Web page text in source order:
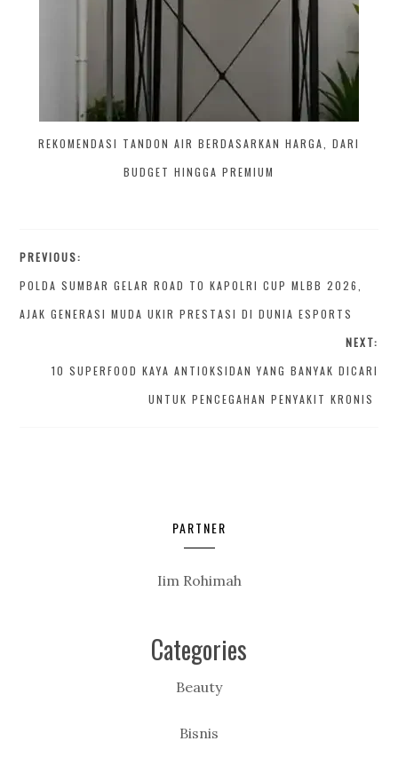
REKOMENDASI TANDON AIR BERDASARKAN HARGA, DARI
BUDGET HINGGA PREMIUM
PREVIOUS:
POLDA SUMBAR GELAR ROAD TO KAPOLRI CUP MLBB 2026,
AJAK GENERASI MUDA UKIR PRESTASI DI DUNIA ESPORTS
NEXT:
10 SUPERFOOD KAYA ANTIOKSIDAN YANG BANYAK DICARI
UNTUK PENCEGAHAN PENYAKIT KRONIS
PARTNER
Iim Rohimah
Categories
Beauty
Bisnis